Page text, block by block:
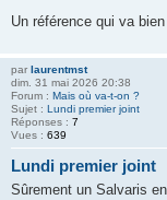
Un référence qui va bien
par laurentmst
dim. 31 mai 2026 20:38
Forum : Mais où va-t-on ?
Sujet : Lundi premier joint
Réponses : 7
Vues : 639
Lundi premier joint
Sûrement un Salvaris